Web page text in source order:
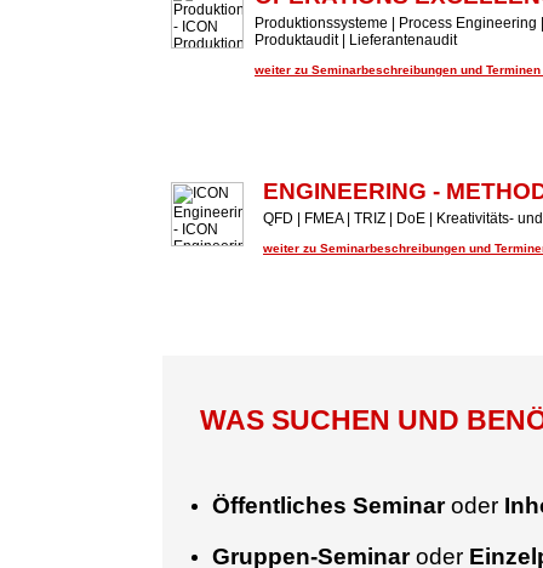
Produktionssysteme | Process
Produktaudit | Lieferantenaudit
weiter zu Seminarbeschreibungen und Terminen
ENGINEERING -
QFD | FMEA | TRIZ | DoE | Kreativitäts-
weiter zu Seminarbeschreibungen und
WAS SUCHEN UND
Öffentliches Seminaroder
Gruppen-Seminaroder